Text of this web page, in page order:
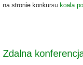
na stro­nie kon­kur­su
Zdalna